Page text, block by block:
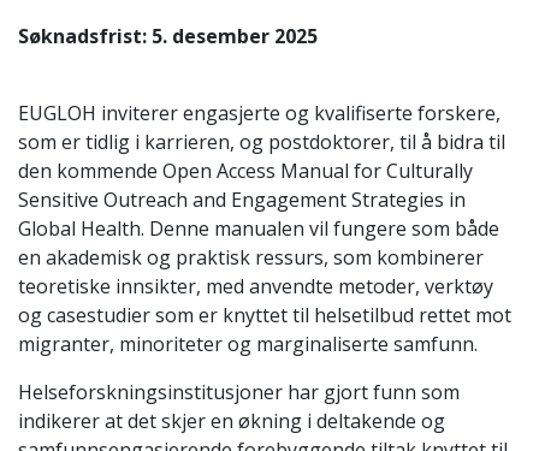
Søknadsfrist: 5. desember 2025
EUGLOH inviterer engasjerte og kvalifiserte forskere,
som er tidlig i karrieren, og postdoktorer, til å bidra til
den kommende Open Access Manual for Culturally
Sensitive Outreach and Engagement Strategies in
Global Health. Denne manualen vil fungere som både
en akademisk og praktisk ressurs, som kombinerer
teoretiske innsikter, med anvendte metoder, verktøy
og casestudier som er knyttet til helsetilbud rettet mot
migranter, minoriteter og marginaliserte samfunn.
Helseforskningsinstitusjoner har gjort funn som
indikerer at det skjer en økning i deltakende og